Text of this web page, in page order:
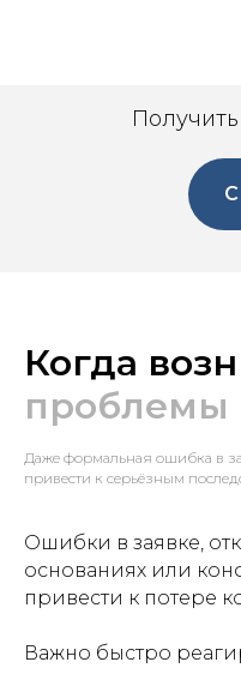
Когда
проблемы
Даже формальная ошибка в
привести к серьёзным
Ошибки в заявке,
основаниях или
привести к потере
Важно быстро